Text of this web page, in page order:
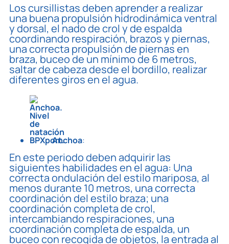
Los cursillistas deben aprender a realizar
una buena propulsión hidrodinámica ventral
y dorsal, el nado de crol y de espalda
coordinando respiración, brazos y piernas,
una correcta propulsión de piernas en
braza, buceo de un mínimo de 6 metros,
saltar de cabeza desde el bordillo, realizar
diferentes giros en el agua.
Anchoa:
En este periodo deben adquirir las
siguientes habilidades en el agua: Una
correcta ondulación del estilo mariposa, al
menos durante 10 metros, una correcta
coordinación del estilo braza; una
coordinación completa de crol,
intercambiando respiraciones, una
coordinación completa de espalda, un
buceo con recogida de objetos, la entrada al